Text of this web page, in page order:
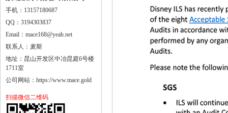
手机：13157180687
QQ：3194303837
Email：mace168@yeah.net
联系人：麦斯
地址：昆山开发区中冶昆庭6号楼
1711室
公司网站：https://www.mace.gold
扫描微信二维码